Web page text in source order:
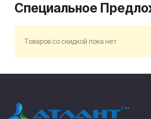
Специальное
Товаров со скидкой пока нет